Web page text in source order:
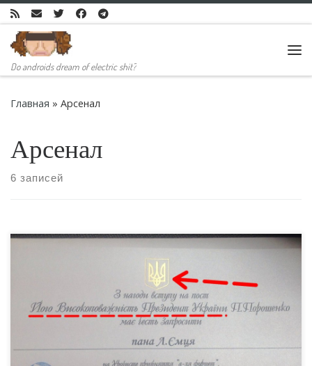
Skip to content
Do androids dream of electric shit?
Главная » Арсенал
Арсенал
6 записей
Избрание Порошенко и реакция на него - хороший тест
на конформизм и сервильность для украинских
деятелей культуры. Очень многие этот тест сходу
прошли (или провалили - смотря что считать
"прохождением"). Например, Художественный Арсенал
моментально стал трибуной для Порошенко и Кличко.